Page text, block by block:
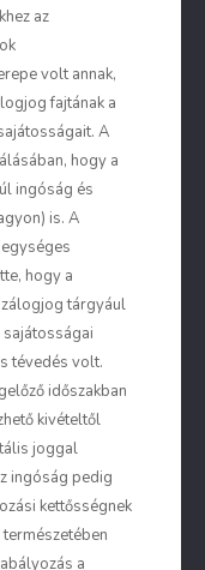
az
volt annak,
fajtának a
A
hogy a
ingóság és
is. A
hogy a
tárgyául
tévedés volt.
időszakban
kivételtől
joggal
ingóság pedig
kettősségnek
a